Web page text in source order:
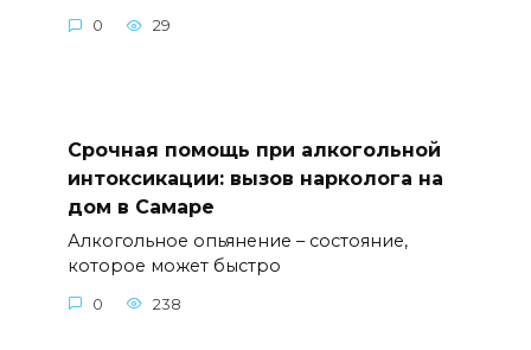
0 29
Срочная помощь при алкогольной
интоксикации: вызов нарколога на
дом в Самаре
Алкогольное опьянение – состояние,
которое может быстро
0 238